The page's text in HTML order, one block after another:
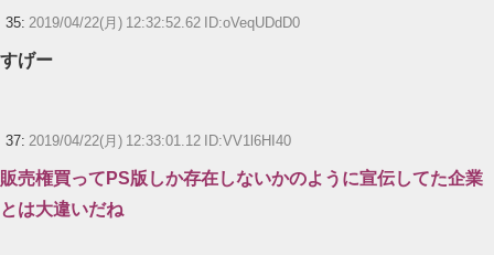
35: 2019/04/22(月) 12:32:52.62 ID:oVeqUDdD0
すげー
37: 2019/04/22(月) 12:33:01.12 ID:VV1l6HI40
販売権買ってPS版しか存在しないかのように宣伝してた企業
とは大違いだね